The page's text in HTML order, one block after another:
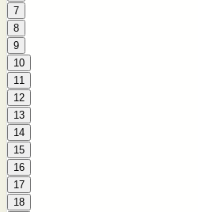
7
8
9
10
11
12
13
14
15
16
17
18